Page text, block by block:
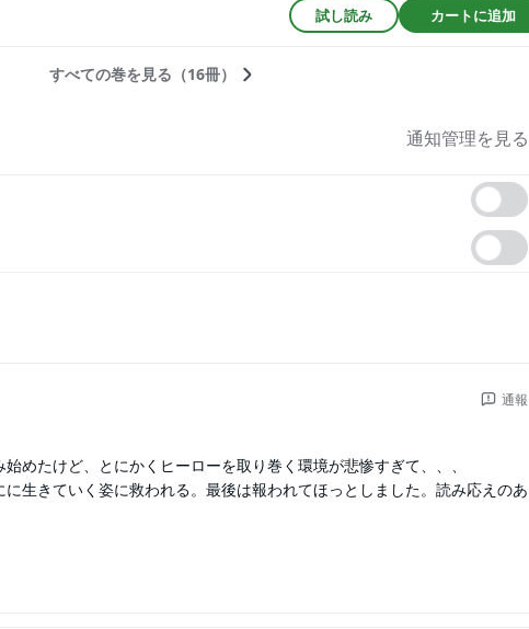
試し読み カートに追加
すべての巻を見る（16冊）
通知管理を見る
通報
めたけど、とにかくヒーローを取り巻く環境が悲惨すぎて、、、
生きていく姿に救われる。最後は報われてほっとしました。読み応えのあ